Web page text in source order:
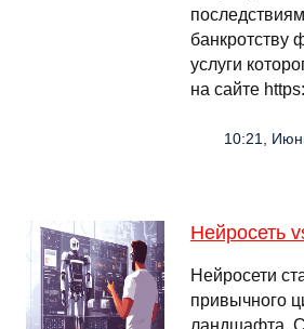
банкротству
услуги
на сайте
10:21,
Нейросеть
Нейросети
привычного
ландшафта.